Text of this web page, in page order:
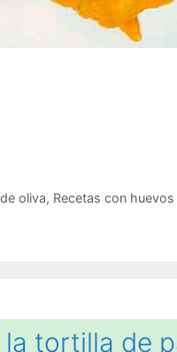
oliva, Recetas con huevos
la tortilla de